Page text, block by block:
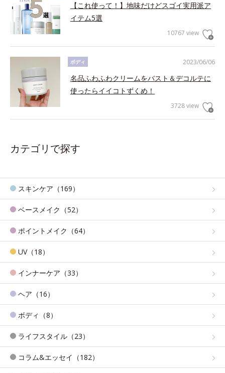
【これ使って！】地味だけどスゴイ実用派ア
イテム5選
10767 view
2023/06/06
ボディ
名品ふわふわクリームをバスト＆デコルテに
使ったらイイコトずくめ！
3728 view
カテゴリで探す
スキンケア（169）
ベースメイク（52）
ポイントメイク（64）
UV（18）
インナーケア（33）
ヘア（16）
ボディ（8）
ライフスタイル（23）
コラム&エッセイ（182）